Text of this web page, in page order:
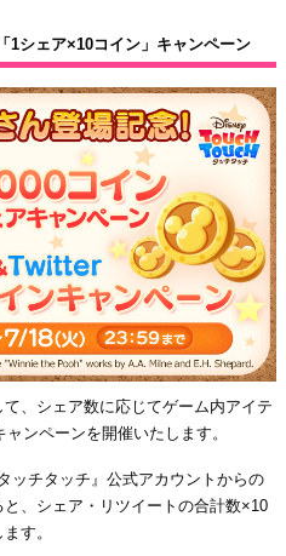
1シェア×10コイン」キャンペーン
て、シェア数に応じてゲーム内アイテ
ンペーンを開催いたします。
ッチタッチ』公式アカウントからの
、シェア・リツイートの合計数×10
す。